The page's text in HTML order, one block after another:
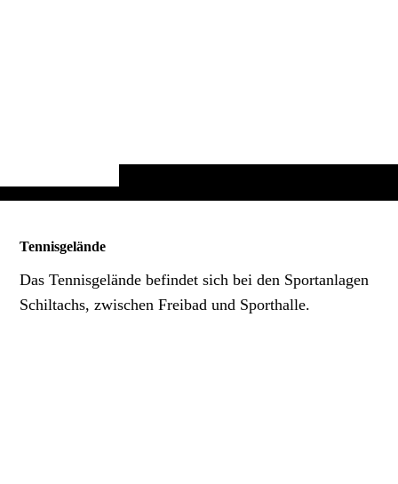
Tennisgelände
Das Tennisgelände befindet sich bei den Sportanlagen
Schiltachs, zwischen Freibad und Sporthalle.